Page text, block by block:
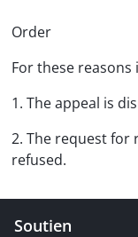
Order
For these
1. The appeal is
2. The request for
refused.
Soutien